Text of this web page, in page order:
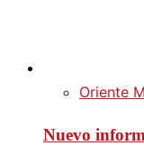
Oriente
Nuevo